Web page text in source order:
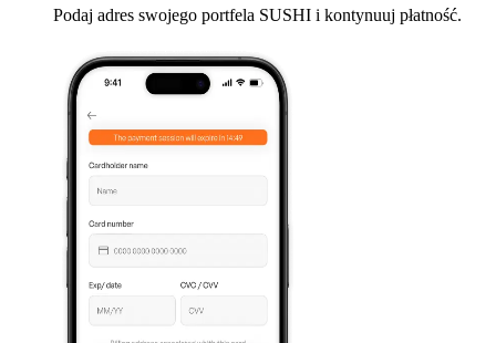
Podaj adres swojego portfela SUSHI i kontynuuj płatność.